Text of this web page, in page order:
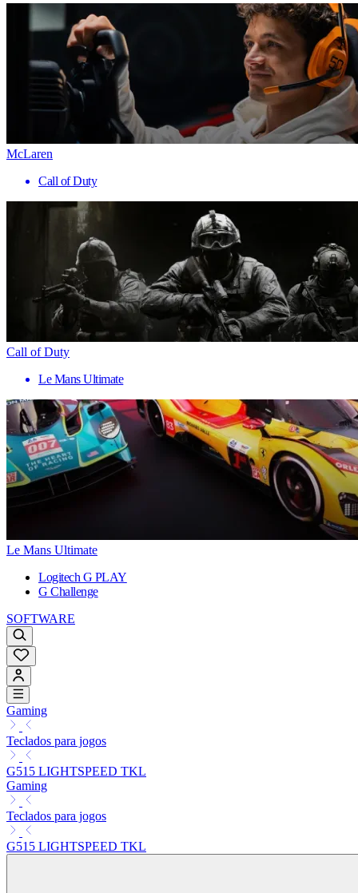
McLaren
Call of Duty
Call of Duty
Le Mans Ultimate
Le Mans Ultimate
Logitech G PLAY
G Challenge
SOFTWARE
Gaming
Teclados para jogos
G515 LIGHTSPEED TKL
Gaming
Teclados para jogos
G515 LIGHTSPEED TKL